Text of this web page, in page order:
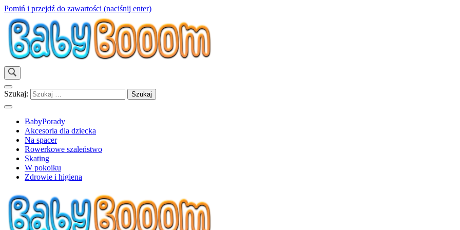
Pomiń i przejdź do zawartości (naciśnij enter)
Babybooom.net © 2024
Wspólnie dbajmy o dobro Dziecka!
Szukaj:
BabyPorady
Akcesoria dla dziecka
Na spacer
Rowerkowe szaleństwo
Skating
W pokoiku
Zdrowie i higiena